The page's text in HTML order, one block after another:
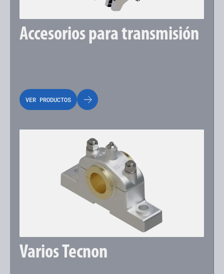
Accesorios para transmisión
VER PRODUCTOS
Varios Tecnon